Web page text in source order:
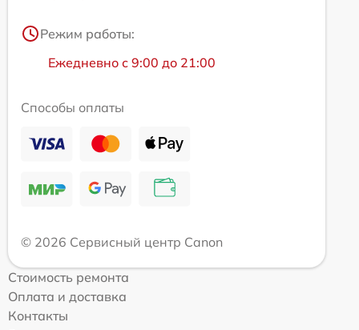
Режим работы:
Ежедневно с 9:00 до 21:00
Способы оплаты
© 2026 Сервисный центр Canon
Стоимость ремонта
Оплата и доставка
Контакты